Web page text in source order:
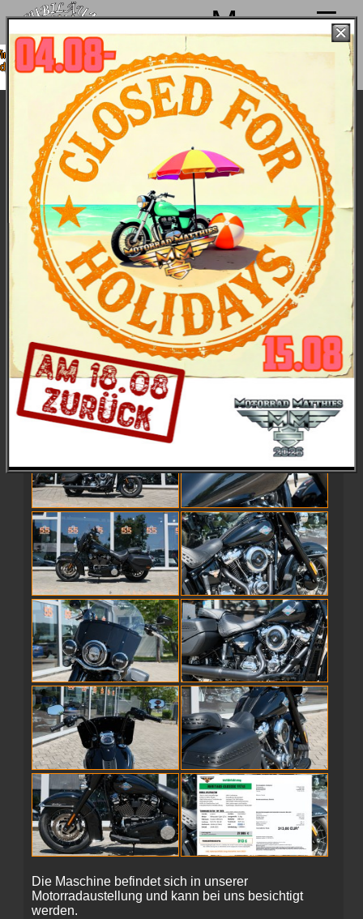
Menu
von 4. bis 15.08. Sommerpause
ab 18.08. wieder mit voller Power für
Euch da!
Used Heritage Classic 117
Bilder Technische Daten
Alte Schule trifft auf moderne Technik. Mit dem
nostalgischen Tankemblem, lederbezogenen
Seitenkoffern, Nieten aus geschwärztem Nickel
und Drahtspeichenrädern ist die Heritage Classic
117 in purem Rock 'n' Roll Style der Inbegriff eines
amerikanischen Cruisers.
Unsere Vorführmaschinen sind top-gepflegt und
werden nach jeder Tour auf Herz und Nieren
geprüft. Dies ist eine dieser Maschinen. Diese
Heritage Classic 117 finanzieren? Kein Thema, da
haben wir attraktive Konditionen - sprich' uns an.
Preis: 27.995,-- €
UVP: 29.620,-- Euro
Die Maschine befindet sich in unserer
Motorradaustellung und kann bei uns besichtigt
werden.